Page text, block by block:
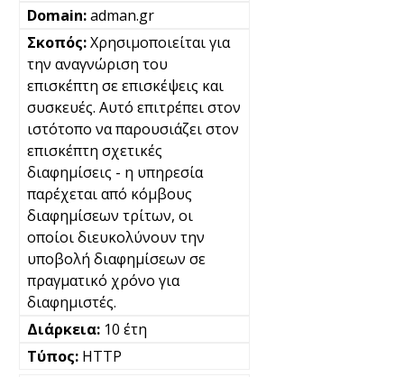
adman.gr
Χρησιμοποιείται για
την αναγνώριση του
επισκέπτη σε επισκέψεις και
συσκευές. Αυτό επιτρέπει στον
ιστότοπο να παρουσιάζει στον
επισκέπτη σχετικές
διαφημίσεις - η υπηρεσία
παρέχεται από κόμβους
διαφημίσεων τρίτων, οι
οποίοι διευκολύνουν την
υποβολή διαφημίσεων σε
πραγματικό χρόνο για
διαφημιστές.
10 έτη
HTTP